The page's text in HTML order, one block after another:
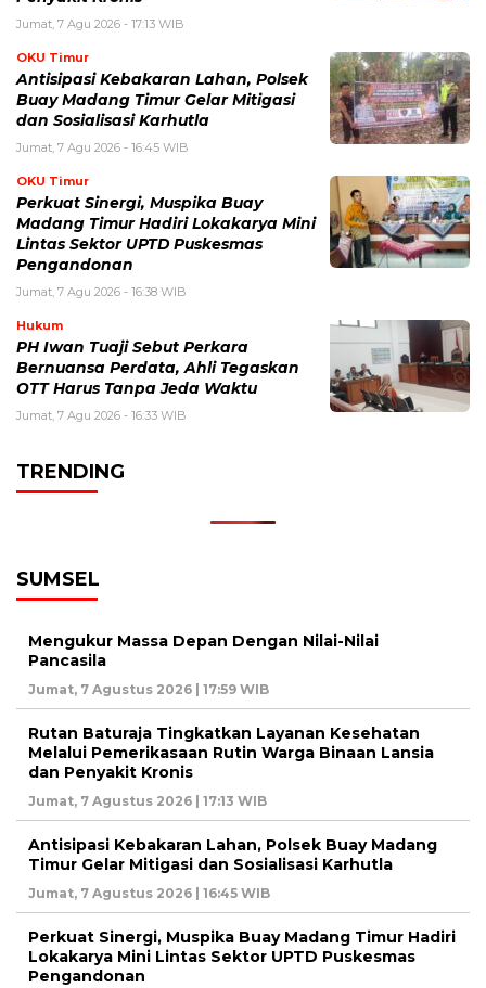
Jumat, 7 Agu 2026 - 17:13 WIB
OKU Timur
Antisipasi Kebakaran Lahan, Polsek
Buay Madang Timur Gelar Mitigasi
dan Sosialisasi Karhutla
Jumat, 7 Agu 2026 - 16:45 WIB
OKU Timur
Perkuat Sinergi, Muspika Buay
Madang Timur Hadiri Lokakarya Mini
Lintas Sektor UPTD Puskesmas
Pengandonan
Jumat, 7 Agu 2026 - 16:38 WIB
Hukum
PH Iwan Tuaji Sebut Perkara
Bernuansa Perdata, Ahli Tegaskan
OTT Harus Tanpa Jeda Waktu
Jumat, 7 Agu 2026 - 16:33 WIB
TRENDING
SUMSEL
Mengukur Massa Depan Dengan Nilai-Nilai
Pancasila
Jumat, 7 Agustus 2026 | 17:59 WIB
Rutan Baturaja Tingkatkan Layanan Kesehatan
Melalui Pemerikasaan Rutin Warga Binaan Lansia
dan Penyakit Kronis
Jumat, 7 Agustus 2026 | 17:13 WIB
Antisipasi Kebakaran Lahan, Polsek Buay Madang
Timur Gelar Mitigasi dan Sosialisasi Karhutla
Jumat, 7 Agustus 2026 | 16:45 WIB
Perkuat Sinergi, Muspika Buay Madang Timur Hadiri
Lokakarya Mini Lintas Sektor UPTD Puskesmas
Pengandonan